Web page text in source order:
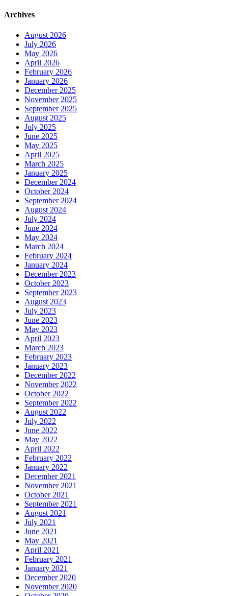
Archives
August 2026
July 2026
May 2026
April 2026
February 2026
January 2026
December 2025
November 2025
September 2025
August 2025
July 2025
June 2025
May 2025
April 2025
March 2025
January 2025
December 2024
October 2024
September 2024
August 2024
July 2024
June 2024
May 2024
March 2024
February 2024
January 2024
December 2023
October 2023
September 2023
August 2023
July 2023
June 2023
May 2023
April 2023
March 2023
February 2023
January 2023
December 2022
November 2022
October 2022
September 2022
August 2022
July 2022
June 2022
May 2022
April 2022
February 2022
January 2022
December 2021
November 2021
October 2021
September 2021
August 2021
July 2021
June 2021
May 2021
April 2021
February 2021
January 2021
December 2020
November 2020